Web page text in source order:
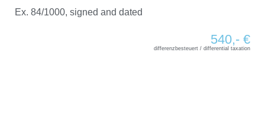
Ex. 84/1000, signed and dated
540,- €
differenzbesteuert / differential taxation